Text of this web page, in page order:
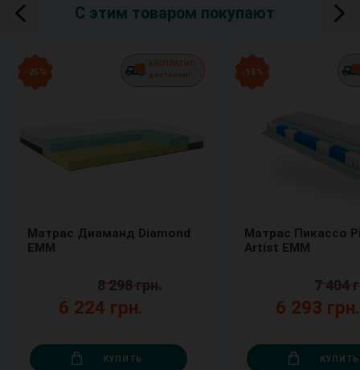
С этим товаром покупают
- 25 %
БЕСПЛАТНО
доставим!
Матрас Диаманд Diamond
ЕММ
6 224 грн.
8 298 грн.
КУПИТЬ
- 15 %
Матрас Пикассо
Artist ЕММ
6 293
7 404
КУПИТЬ